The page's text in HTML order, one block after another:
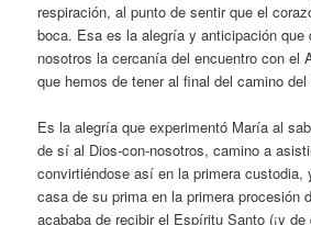
respiración, al punto de sentir que el
boca. Esa es la alegría y anticipación que
nosotros la cercanía del encuentro con el
que hemos de tener al final del camino
Es la alegría que experimentó María al
de sí al Dios-con-nosotros, camino a
convirtiéndose así en la primera custodia,
casa de su prima en la primera procesión
acababa de recibir el Espíritu Santo (¡y de